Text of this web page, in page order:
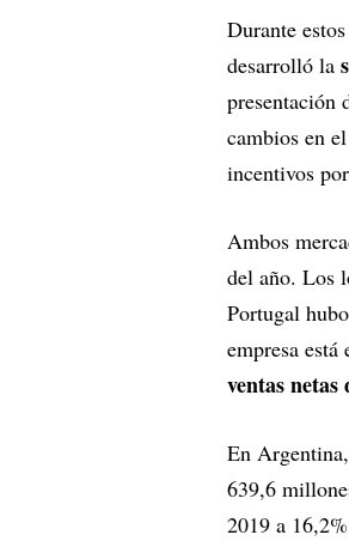
Durante
desarrolló la
presentación
cambios en
incentivos
Ambos
del año. Los
Portugal
empresa
ventas netas
En
639,6
2019 a